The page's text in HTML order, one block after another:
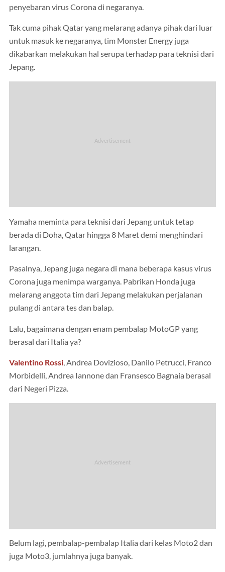
penyebaran virus Corona di negaranya.
Tak cuma pihak Qatar yang melarang adanya pihak dari luar
untuk masuk ke negaranya, tim Monster Energy juga
dikabarkan melakukan hal serupa terhadap para teknisi dari
Jepang.
Yamaha meminta para teknisi dari Jepang untuk tetap
berada di Doha, Qatar hingga 8 Maret demi menghindari
larangan.
Pasalnya, Jepang juga negara di mana beberapa kasus virus
Corona juga menimpa warganya. Pabrikan Honda juga
melarang anggota tim dari Jepang melakukan perjalanan
pulang di antara tes dan balap.
Lalu, bagaimana dengan enam pembalap MotoGP yang
berasal dari Italia ya?
Valentino Rossi, Andrea Dovizioso, Danilo Petrucci, Franco
Morbidelli, Andrea Iannone dan Fransesco Bagnaia berasal
dari Negeri Pizza.
Belum lagi, pembalap-pembalap Italia dari kelas Moto2 dan
juga Moto3, jumlahnya juga banyak.